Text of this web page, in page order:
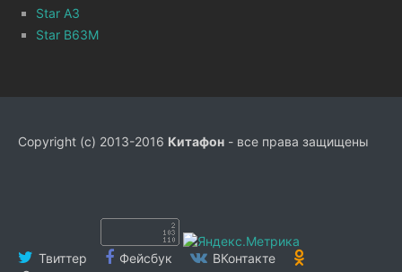
Star A3
Star B63M
Copyright (c) 2013-2016 Китафон - все права защищены
Твиттер Фейсбук
ВКонтакте